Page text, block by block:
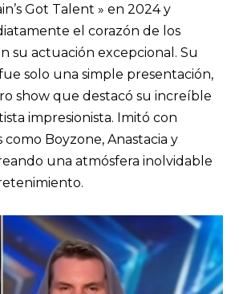
Got Talent » en 2024 y
el corazón de los
su actuación excepcional. Su
solo una simple presentación,
show que destacó su increíble
impresionista. Imitó con
como Boyzone, Anastacia y
una atmósfera inolvidable